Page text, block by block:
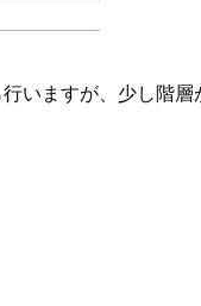
いますが、少し階